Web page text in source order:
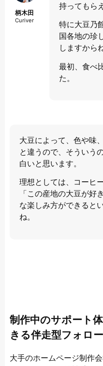
柄木田
Curiver
持ってもら
特に大豆乃
国各地の珍
しますからね
最初、食べ
た。
大豆によって、色や味
と違うので、そういう
白いと思います。
理想としては、コーヒ
「この産地の大豆が好
な楽しみ方ができると
ね。
制作中のサポート
きる伴走型フォロ
大手のホームページ制作